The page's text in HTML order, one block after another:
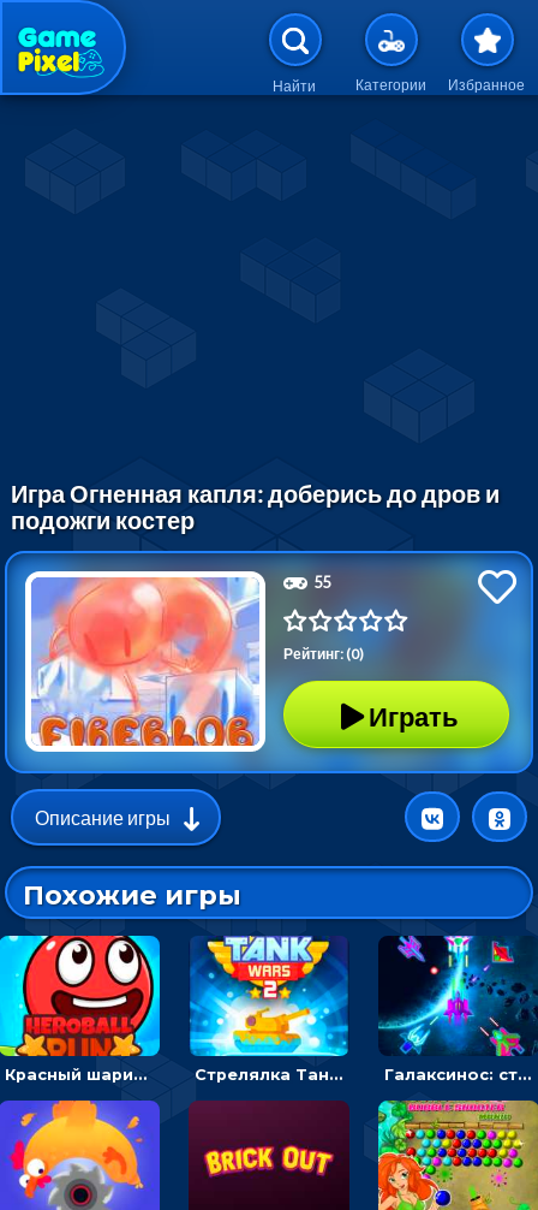
Перейти к основному
Найти Категории Избранное
Игра Огненная капля: доберись до дров и
подожги костер
55
Рейтинг: (0)
Играть
Описание игры
Похожие игры
Красный шарик-герой в бегах: прыгать, чтобы избегать препятствий Стрелялка Танковые войны: бить по танку врага, чтобы уничтожить зло Галаксинос: стрелялка в космосе по врагам